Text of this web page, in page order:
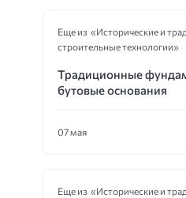
Еще из «Исторические и
строительные технологии»
Традиционные
бутовые основания
07 мая
Еще из «Исторические и